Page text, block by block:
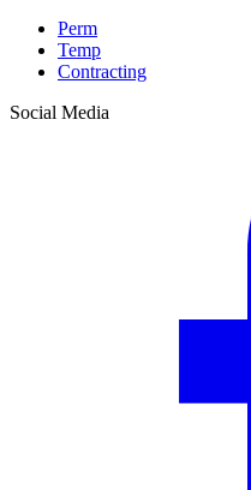
Perm
Temp
Contracting
Social Media